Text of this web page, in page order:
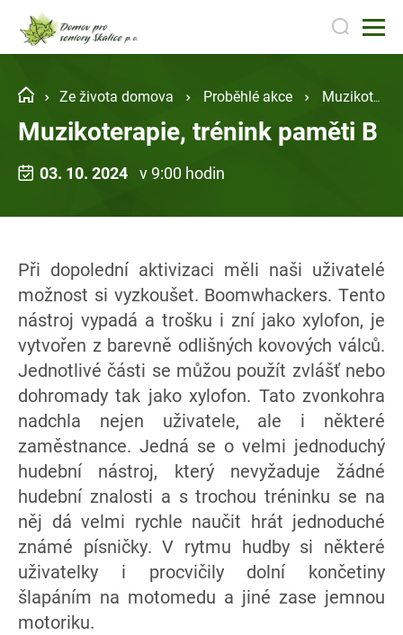
Ze života domova Proběhlé akce Muzikoterapie, trénink paměti B
Muzikoterapie, trénink paměti B
03. 10. 2024 v 9:00 hodin
Při dopolední aktivizaci měli naši uživatelé
možnost si vyzkoušet. Boomwhackers. Tento
nástroj vypadá a trošku i zní jako xylofon, je
vytvořen z barevně odlišných kovových válců.
Jednotlivé části se můžou použít zvlášť nebo
dohromady tak jako xylofon. Tato zvonkohra
nadchla nejen uživatele, ale i některé
zaměstnance. Jedná se o velmi jednoduchý
hudební nástroj, který nevyžaduje žádné
hudební znalosti a s trochou tréninku se na
něj dá velmi rychle naučit hrát jednoduché
známé písničky. V rytmu hudby si některé
uživatelky i procvičily dolní končetiny
šlapáním na motomedu a jiné zase jemnou
motoriku.